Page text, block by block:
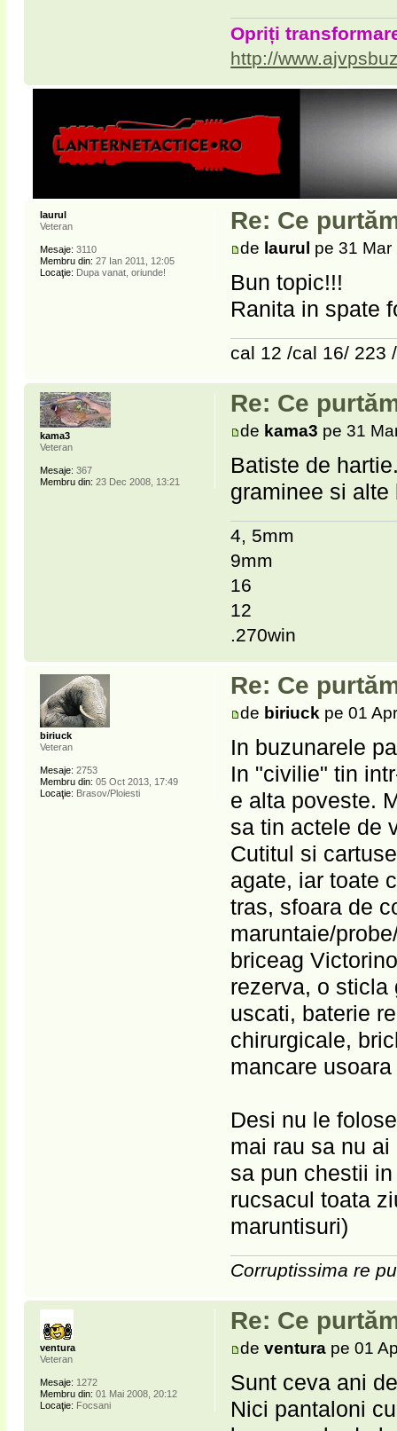
Opriți
http://
Re: Ce
de laurul pe 31
Bun topic!!!
Ranita in spate
cal 12 /cal 16/ 223
laurul
Veteran
Mesaje: 3110
Membru din: 27 Ian 2011, 12:05
Locaţie: Dupa vanat, oriunde!
Re: Ce
de kama3 pe 31
Batiste de
graminee si
4, 5mm
9mm
16
12
.270win
kama3
Veteran
Mesaje: 367
Membru din: 23 Dec 2008, 13:21
Re: Ce
de biriuck pe 01
In buzunarele
In "civilie" tin
e alta poveste.
sa tin actele de
Cutitul si
agate, iar toate
tras, sfoara de
maruntaie/
briceag
rezerva, o sticla
uscati, baterie
chirurgicale,
mancare
Desi nu le
mai rau sa nu
sa pun chestii
rucsacul toata
maruntisuri)
Corruptissima re
biriuck
Veteran
Mesaje: 2753
Membru din: 05 Oct 2013, 17:49
Locaţie: Brasov/Ploiesti
Re: Ce
deventura pe 01
Sunt ceva ani
Nici pantaloni
ventura
Veteran
Mesaje: 1272
Membru din: 01 Mai 2008, 20:12
Locaţie: Focsani